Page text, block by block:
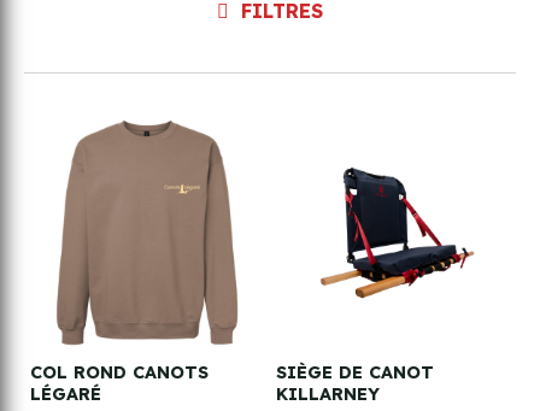
FILTRES
COL ROND CANOTS
LÉGARÉ
SIÈGE DE CANOT
KILLARNEY